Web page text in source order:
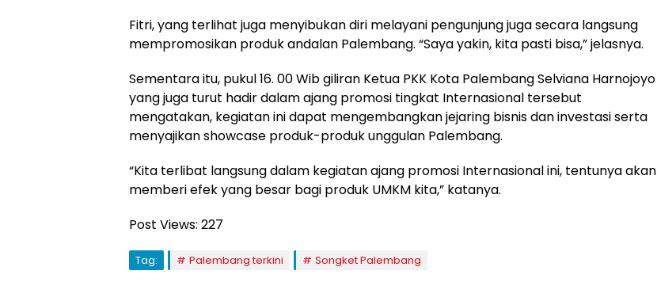
Fitri, yang terlihat juga menyibukan diri melayani pengunjung juga secara langsung
mempromosikan produk andalan Palembang. “Saya yakin, kita pasti bisa,” jelasnya.
Sementara itu, pukul 16. 00 Wib giliran Ketua PKK Kota Palembang Selviana Harnojoyo
yang juga turut hadir dalam ajang promosi tingkat Internasional tersebut
mengatakan, kegiatan ini dapat mengembangkan jejaring bisnis dan investasi serta
menyajikan showcase produk-produk unggulan Palembang.
“Kita terlibat langsung dalam kegiatan ajang promosi Internasional ini, tentunya akan
memberi efek yang besar bagi produk UMKM kita,” katanya.
Post Views: 227
Tag: Palembang terkini Songket Palembang